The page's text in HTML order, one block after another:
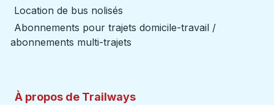
Location de bus nolisés
Abonnements pour trajets domicile-travail /
abonnements multi-trajets
À propos de Trailways